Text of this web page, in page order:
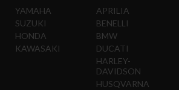
YAMAHA
SUZUKI
HONDA
KAWASAKI
APRILIA
BENELLI
BMW
DUCATI
HARLEY-
DAVIDSON
HUSQVARNA